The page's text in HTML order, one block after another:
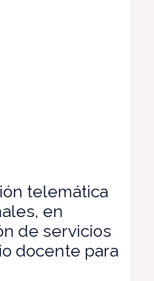
telemática
en
de servicios
docente para